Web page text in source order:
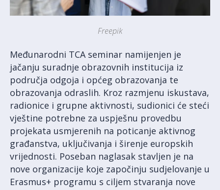
Freepik
Međunarodni TCA seminar namijenjen je
jačanju suradnje obrazovnih institucija iz
područja odgoja i općeg obrazovanja te
obrazovanja odraslih. Kroz razmjenu iskustava,
radionice i grupne aktivnosti, sudionici će steći
vještine potrebne za uspješnu provedbu
projekata usmjerenih na poticanje aktivnog
građanstva, uključivanja i širenje europskih
vrijednosti. Poseban naglasak stavljen je na
nove organizacije koje započinju sudjelovanje u
Erasmus+ programu s ciljem stvaranja nove